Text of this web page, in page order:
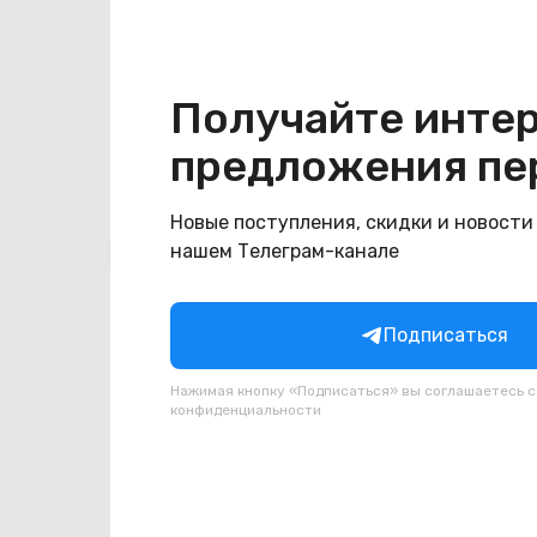
Получайте
предложения
Новые поступления, скидки и
нашем Телеграм-канале
Подписаться
Нажимая кнопку «Подписаться» вы соглашаетесь
конфиденциальности
Похожие товары